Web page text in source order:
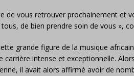
de vous retrouver prochainement et
de bien prendre soin de vous »,
grande figure de la musique
carrière intense et exceptionnelle.
il avait alors affirmé avoir de